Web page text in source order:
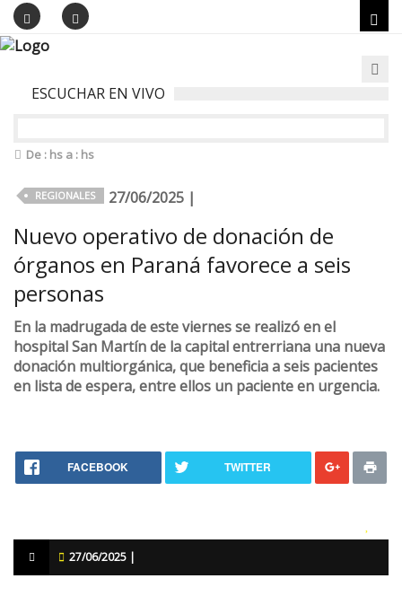
ESCUCHAR EN VIVO
De : hs a : hs
REGIONALES 27/06/2025 |
Nuevo operativo de donación de
órganos en Paraná favorece a seis
personas
En la madrugada de este viernes se realizó en el
hospital San Martín de la capital entrerriana una nueva
donación multiorgánica, que beneficia a seis pacientes
en lista de espera, entre ellos un paciente en urgencia.
FACEBOOK TWITTER
27/06/2025 |